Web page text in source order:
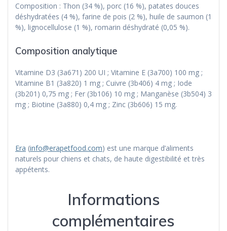
Composition : Thon (34 %), porc (16 %), patates douces
déshydratées (4 %), farine de pois (2 %), huile de saumon (1
%), lignocellulose (1 %), romarin déshydraté (0,05 %).
Composition analytique
Vitamine D3 (3a671) 200 UI ; Vitamine E (3a700) 100 mg ;
Vitamine B1 (3a820) 1 mg ; Cuivre (3b406) 4 mg ; Iode
(3b201) 0,75 mg ; Fer (3b106) 10 mg ; Manganèse (3b504) 3
mg ; Biotine (3a880) 0,4 mg ; Zinc (3b606) 15 mg.
Era (info@erapetfood.com) est une marque d’aliments
naturels pour chiens et chats, de haute digestibilité et très
appétents.
Informations
complémentaires